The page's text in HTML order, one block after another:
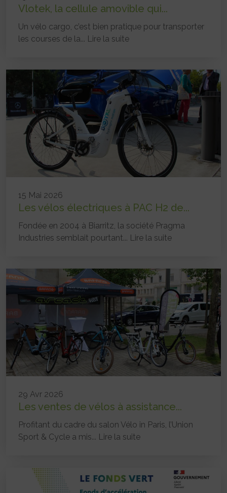
Vlotek, la cellule amovible qui...
Un vélo cargo, c’est bien pratique pour transporter
les courses de la... Lire la suite
15 Mai 2026
Les vélos électriques à PAC H2 de...
Fondée en 2004 à Biarritz, la société Pragma
Industries semblait pourtant... Lire la suite
29 Avr 2026
Les ventes de vélos à assistance...
Profitant du cadre du salon Vélo in Paris, l’Union
Sport & Cycle a mis... Lire la suite